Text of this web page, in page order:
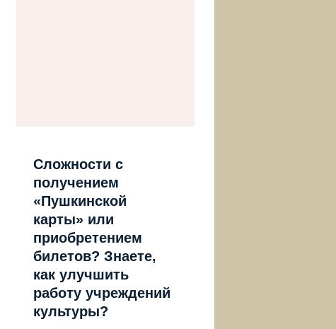
Сложности с
получением
«Пушкинской
карты» или
приобретением
билетов? Знаете,
как улучшить
работу учреждений
культуры?